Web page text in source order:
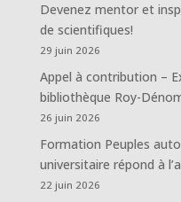
Devenez mentor et
de scientifiques!
29 juin 2026
Appel à contribution –
bibliothèque Roy-
26 juin 2026
Formation Peuples
universitaire répond à
22 juin 2026